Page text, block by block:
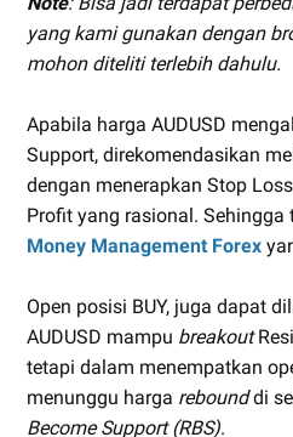
yang kami gunakan dengan
mohon diteliti terlebih dahulu.
Apabila harga AUDUSD
Support, direkomendasikan
dengan menerapkan Stop
Profit yang rasional. Sehingga
Money Management Forex
Open posisi BUY, juga dapat
AUDUSD mampu breakout
tetapi dalam menempatkan
menunggu harga rebounddi
Become Support (RBS).